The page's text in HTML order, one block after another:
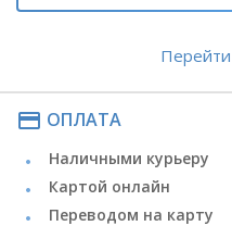
Перейти
payment ОПЛАТА
Наличными курьеру
Картой онлайн
Переводом на карту